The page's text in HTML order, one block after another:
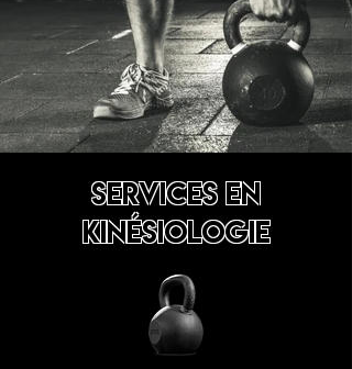
SERVICES EN
KINÉSIOLOGIE